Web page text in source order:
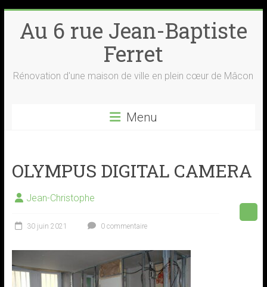
content
Au 6 rue Jean-Baptiste
Ferret
Rénovation d'une maison de ville en plein cœur de Mâcon
Menu
OLYMPUS DIGITAL CAMERA
Jean-Christophe
30 juin 2021 0 commentaire